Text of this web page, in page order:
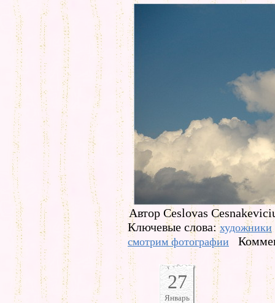
Автор Ceslovas
Ключевые слова:художники
смотрим фотографии
27
Январь